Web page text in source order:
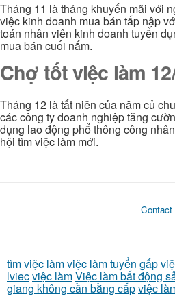
Tháng 11 là tháng khuyến mãi với
việc kinh doanh mua bán tấp nập
toán nhân viên kinh doanh tuyển
mua bán cuối nắm.
Chợ tốt việc làm
Tháng 12 là tất niên của năm củ
các công ty doanh nghiệp tăng
dụng lao động phổ thông công
hội tìm việc làm mới.
Contact
tìm việc làmviệc làmtuyển gấp
lviecviệc làmViệc làm bất động
giang không cần bằng cấpviệc